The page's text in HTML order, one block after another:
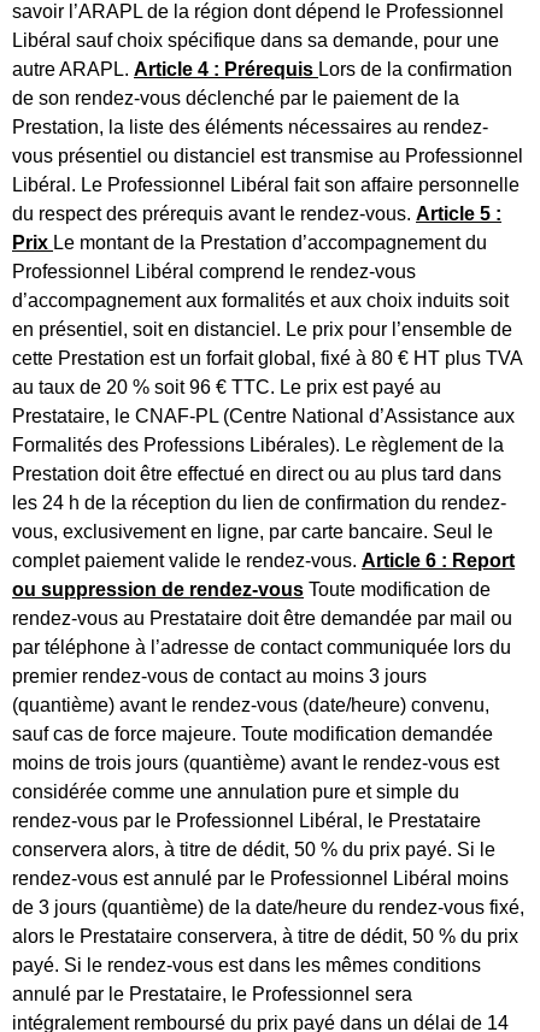
savoir l’ARAPL de la région dont dépend le Professionnel
Libéral sauf choix spécifique dans sa demande, pour une
autre ARAPL. Article 4 : Prérequis Lors de la confirmation
de son rendez-vous déclenché par le paiement de la
Prestation, la liste des éléments nécessaires au rendez-
vous présentiel ou distanciel est transmise au Professionnel
Libéral. Le Professionnel Libéral fait son affaire personnelle
du respect des prérequis avant le rendez-vous. Article 5 :
Prix Le montant de la Prestation d’accompagnement du
Professionnel Libéral comprend le rendez-vous
d’accompagnement aux formalités et aux choix induits soit
en présentiel, soit en distanciel. Le prix pour l’ensemble de
cette Prestation est un forfait global, fixé à 80 € HT plus TVA
au taux de 20 % soit 96 € TTC. Le prix est payé au
Prestataire, le CNAF-PL (Centre National d’Assistance aux
Formalités des Professions Libérales). Le règlement de la
Prestation doit être effectué en direct ou au plus tard dans
les 24 h de la réception du lien de confirmation du rendez-
vous, exclusivement en ligne, par carte bancaire. Seul le
complet paiement valide le rendez-vous. Article 6 : Report
ou suppression de rendez-vous Toute modification de
rendez-vous au Prestataire doit être demandée par mail ou
par téléphone à l’adresse de contact communiquée lors du
premier rendez-vous de contact au moins 3 jours
(quantième) avant le rendez-vous (date/heure) convenu,
sauf cas de force majeure. Toute modification demandée
moins de trois jours (quantième) avant le rendez-vous est
considérée comme une annulation pure et simple du
rendez-vous par le Professionnel Libéral, le Prestataire
conservera alors, à titre de dédit, 50 % du prix payé. Si le
rendez-vous est annulé par le Professionnel Libéral moins
de 3 jours (quantième) de la date/heure du rendez-vous fixé,
alors le Prestataire conservera, à titre de dédit, 50 % du prix
payé. Si le rendez-vous est dans les mêmes conditions
annulé par le Prestataire, le Professionnel sera
intégralement remboursé du prix payé dans un délai de 14